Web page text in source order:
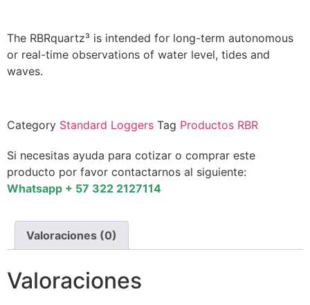
The RBRquartz³ is intended for long-term autonomous
or real-time observations of water level, tides and
waves.
Category Standard Loggers Tag Productos RBR
Si necesitas ayuda para cotizar o comprar este
producto por favor contactarnos al siguiente:
Whatsapp + 57 322 2127114
Valoraciones (0)
Valoraciones